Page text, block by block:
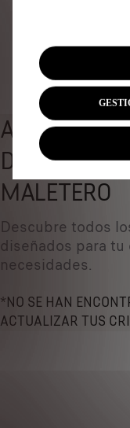
DE
MALETERO
Descubre todos
diseñados ​​para
necesidades.
*NO SE HAN
ACTUALIZAR TUS